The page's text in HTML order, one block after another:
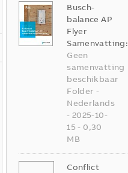
Busch-
balance AP
Flyer
Samenvatting:
Geen
samenvatting
beschikbaar
Folder -
Nederlands
-2025-10-
15 - 0,30
MB
Conflict